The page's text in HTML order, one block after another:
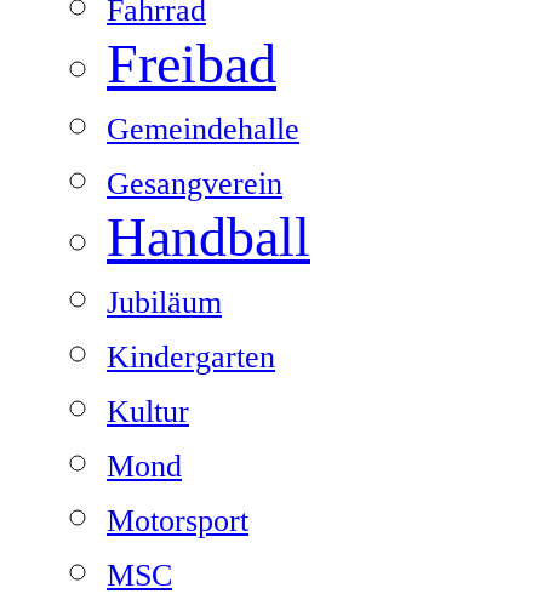
Fahrrad
Freibad
Gemeindehalle
Gesangverein
Handball
Jubiläum
Kindergarten
Kultur
Mond
Motorsport
MSC